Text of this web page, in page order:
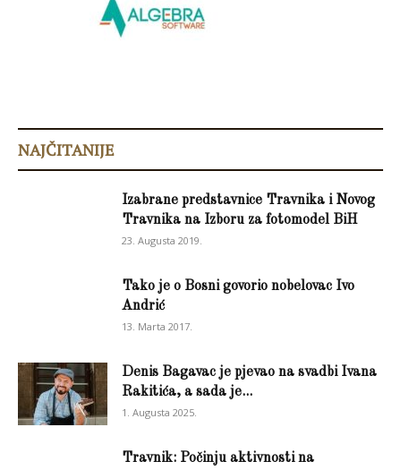
NAJČITANIJE
Izabrane predstavnice Travnika i Novog
Travnika na Izboru za fotomodel BiH
23. Augusta 2019.
Tako je o Bosni govorio nobelovac Ivo
Andrić
13. Marta 2017.
Denis Bagavac je pjevao na svadbi Ivana
Rakitića, a sada je...
1. Augusta 2025.
Travnik: Počinju aktivnosti na